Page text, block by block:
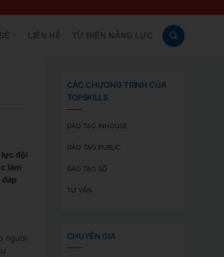
LIÊN HỆ TỪ ĐIỂN NĂNG LỰC
đội
làm
người
CÁC CHƯƠNG TRÌNH CỦA
TOPSKILLS
ĐÀO TẠO INHOUSE
ĐÀO TẠO PUBLIC
ĐÀO TẠO SỐ
TƯ VẤN
CHUYÊN GIA